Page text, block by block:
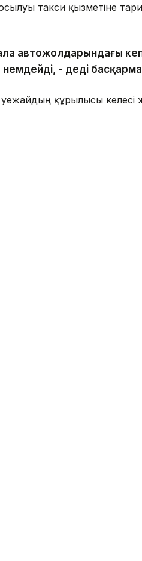
такси қызметіне
автожолдарындағы
- деді
құрылысы келесі